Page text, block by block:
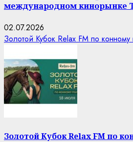
международном кинорынке
02.07.2026
Золотой Кубок Relax FM по конному
Золотой Кубок Relax FM по